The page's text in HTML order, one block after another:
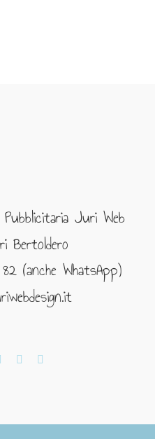
Juri Web
Bertoldero
(anche WhatsApp)